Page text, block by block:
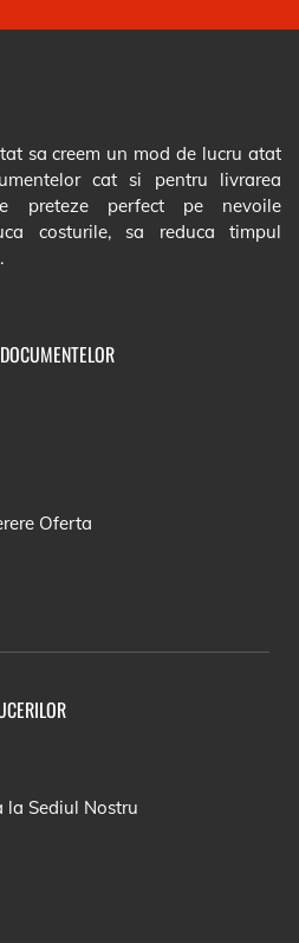
sa creem un mod de lucru atat
cat si pentru livrarea
preteze perfect pe nevoile
costurile, sa reduca timpul
Oferta
la Sediul Nostru